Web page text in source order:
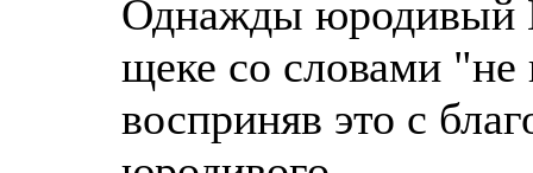
Однажды юродивый
щеке со словами "не
восприняв это с